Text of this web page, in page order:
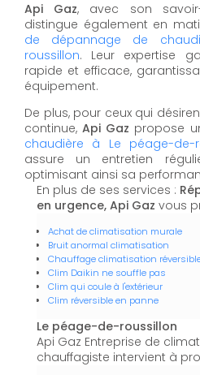
Api Gaz, avec son
distingue également en
de dépannage de
roussillon. Leur expertise
rapide et efficace,
équipement.
De plus, pour ceux qui
continue,Api Gaz propose
chaudière à Le péage-de-
assure un entretien
optimisant ainsi sa
En plus de ses services :
en urgence, Api Gaz vous
Achat de climatisation murale
Bruit anormal climatisation
Chauffage climatisation
Clim Daikin ne souffle pas
Clim qui coule à l'extérieur
Clim réversible en panne
Le péage-de-roussillon
Api Gaz Entreprise de
chauffagiste intervient à